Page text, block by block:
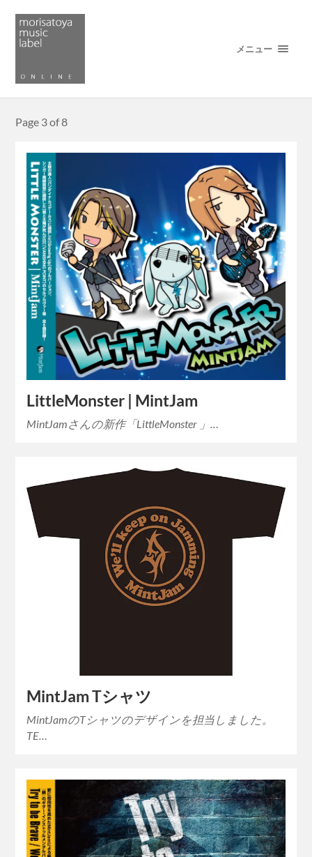
メニュー
Page 3 of 8
LittleMonster | MintJam
MintJamさんの新作「LittleMonster 」…
MintJam Tシャツ
MintJamのTシャツのデザインを担当しました。
TE…